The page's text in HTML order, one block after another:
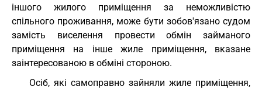
іншого жилого приміщення за неможливістю
спільного проживання, може бути зобов'язано судом
замість виселення провести обмін займаного
приміщення на інше жиле приміщення, вказане
заінтересованою в обміні стороною.
Осіб, які самоправно зайняли жиле приміщення,